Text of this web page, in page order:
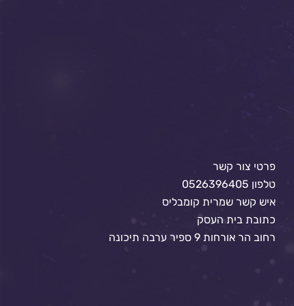
פרטי צור קשר
טלפון 0526396405
איש קשר שמרית קומבליס
כתובת בית העסק
רחוב הר אורחות 9 ספיר ערבה תיכונה